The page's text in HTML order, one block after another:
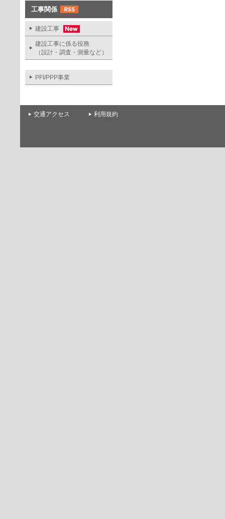
工事関係
建設工事
建設工事に係る役務
（設計・調査・測量など）
PFI/PPP事業
交通アクセス 利用規約